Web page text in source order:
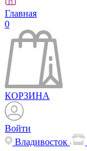
Главная
0
КОРЗИНА
Войти
Владивосток